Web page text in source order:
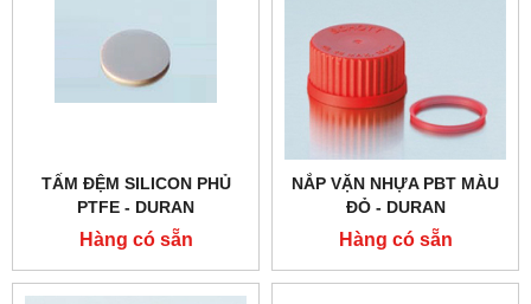
TẤM ĐỆM SILICON PHỦ
PTFE - DURAN
Hàng có sẵn
NẮP VẶN NHỰA PBT MÀU
ĐỎ - DURAN
Hàng có sẵn